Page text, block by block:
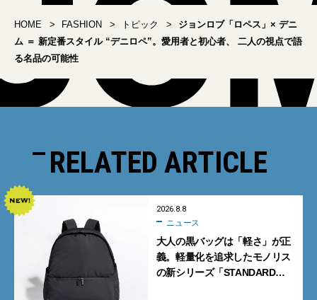
HOME FASHION トピック
ジョンロブ「ロペス」× デニ
ム ＝ 新定番スタイル “デニロペ”。愛用者と初心者、 二人の視点で語
る名品の可能性
RELATED ARTICLE
2026.8.8
ニュース
大人の黒バッグは「軽さ」が正
義。軽量化を追求したモノリス
の新シリーズ「STANDARD